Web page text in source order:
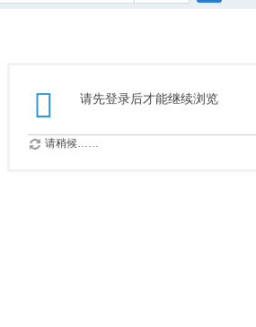
请先登录后才能继续浏览
请稍候……